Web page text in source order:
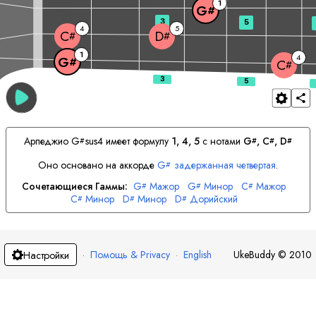
G# 1
C# 4
C# 4 D# 5
G# 1
3 5
АрпеджиоG#sus4 имеет формулу 1, 4, 5с нотами G#, C#, D#
Оно основано на аккорде G# задержанная четвертая.
Сочетающиеся Гаммы: G# Мажор G# Минор C# Мажор
C# Минор D# Минор D# Дорийский
Настройки · Помощь & Privacy · English UkeBuddy © 2010